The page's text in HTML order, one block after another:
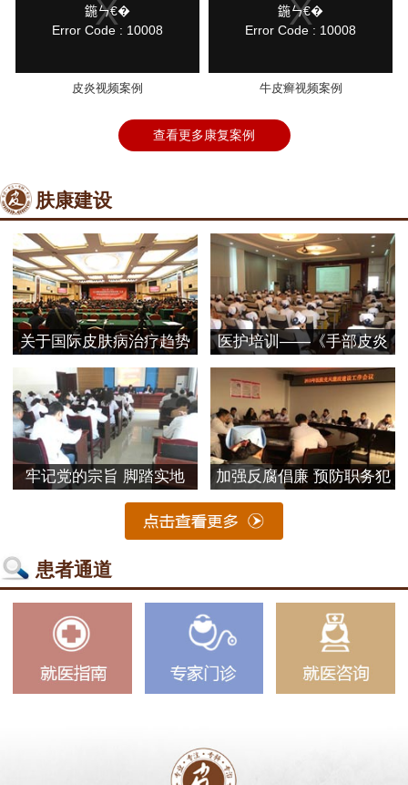
鍦ㄣ€�
Error Code : 10008棴
獥
皮炎视频案例
鍦ㄣ€�
Error Code : 10008棴
獥
牛皮癣视频案例
查看更多康复案例
肤康建设
关于国际皮肤病治疗趋势
探
医护培训——《手部皮炎
的
牢记党的宗旨 脚踏实地 加强反腐倡廉 预防职务犯
患者通道